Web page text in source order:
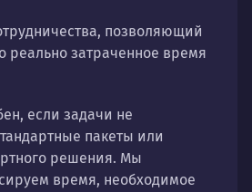
позволяющий
реально затраченное время
если задачи не
пакеты или
решения. Мы
время, необходимое